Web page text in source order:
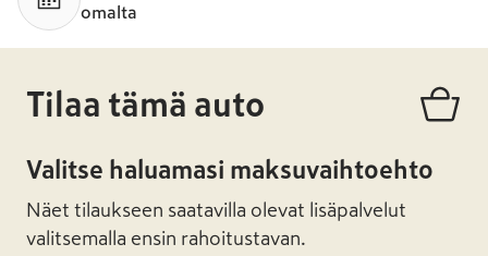
omalta
Tilaa tämä auto
Valitse haluamasi maksuvaihtoehto
Näet tilaukseen saatavilla olevat lisäpalvelut
valitsemalla ensin rahoitustavan.